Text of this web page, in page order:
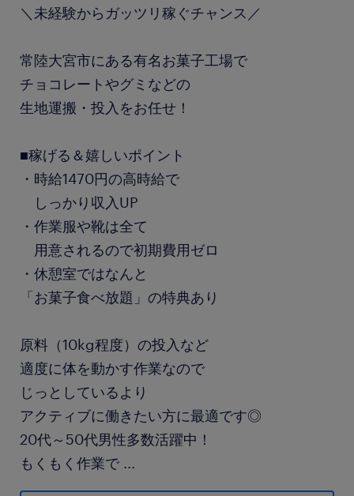
＼未経験からガッツリ稼ぐチャンス／
常陸大宮市にある有名お菓子工場で
チョコレートやグミなどの
生地運搬・投入をお任せ！
■稼げる＆嬉しいポイント
・時給1470円の高時給で
しっかり収入UP
・作業服や靴は全て
用意されるので初期費用ゼロ
・休憩室ではなんと
「お菓子食べ放題」の特典あり
原料（10kg程度）の投入など
適度に体を動かす作業なので
じっとしているより
アクティブに働きたい方に最適です◎
20代～50代男性多数活躍中！
もくもく作業で ...
集中して稼げる環境が整っています